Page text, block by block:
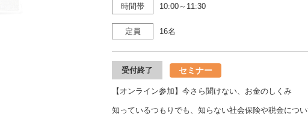
時間帯 10:00～11:30
定員 16名
受付終了 セミナー
【オンライン参加】今さら聞けない、お金のしくみ
知っているつもりでも、知らない社会保険や税金につ